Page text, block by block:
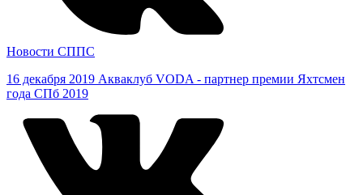
Новости СППС
16 декабря 2019 Акваклуб VODA - партнер премии Яхтсмен
года СПб 2019